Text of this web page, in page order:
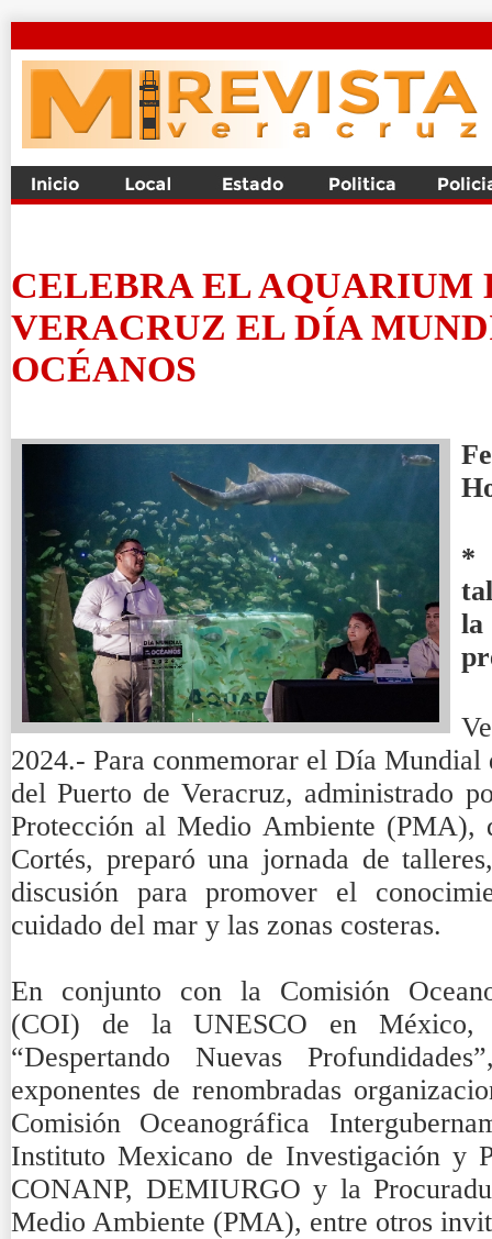
CELEBRA EL AQUARIUM
VERACRUZ EL DÍA
OCÉANOS
*
la
2024.- Para conmemorar el Día
del Puerto de Veracruz, administrado
Protección al Medio Ambiente (PMA),
Cortés, preparó una jornada de
discusión para promover el
cuidado del mar y las zonas costeras.
En conjunto con la Comisión
(COI) de la UNESCO en
“Despertando Nuevas
exponentes de renombradas
Comisión Oceanográfica
Instituto Mexicano de Investigación y
CONANP, DEMIURGO y la
Medio Ambiente (PMA), entre otros